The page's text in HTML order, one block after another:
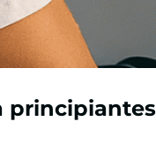
principiantes